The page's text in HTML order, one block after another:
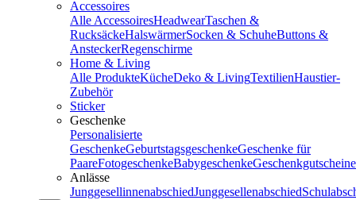
Accessoires
Alle AccessoiresHeadwearTaschen &
RucksäckeHalswärmerSocken & SchuheButtons &
AnsteckerRegenschirme
Home & Living
Alle ProdukteKücheDeko & LivingTextilienHaustier-
Zubehör
Sticker
Geschenke
Personalisierte
GeschenkeGeburtstagsgeschenkeGeschenke für
PaareFotogeschenkeBabygeschenkeGeschenkgutscheine
Anlässe
JunggesellinnenabschiedJunggesellenabschied